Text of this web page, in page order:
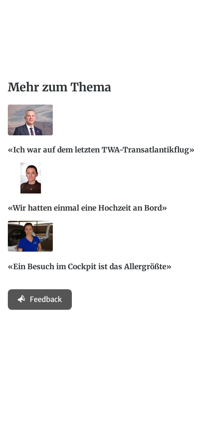
Mehr zum Thema
«Ich war auf dem letzten TWA-Transatlantikflug»
«Wir hatten einmal eine Hochzeit an Bord»
«Ein Besuch im Cockpit ist das Allergrößte»
Feedback